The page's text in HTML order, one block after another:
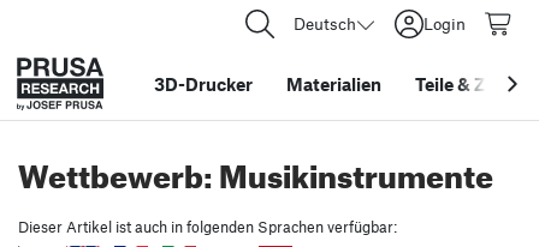
Deutsch Login
3D-Drucker Materialien Teile&
Wettbewerb: Musikinstrumente
Dieser Artikel ist auch in folgenden Sprachen verfügbar: